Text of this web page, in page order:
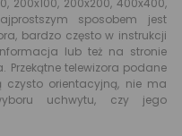
200x100, 200x200, 400x400,
sposobem jest
bardzo często w instrukcji
lub też na stronie
Przekątne telewizora podane
orientacyjną, nie ma
uchwytu, czy jego